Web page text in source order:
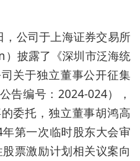
公司于上海证券交易所
披露了《深圳市泛海统
关于独立董事公开征集
告编号：2024-024），
委托，独立董事胡鸿高
第一次临时股东大会审
票激励计划相关议案向